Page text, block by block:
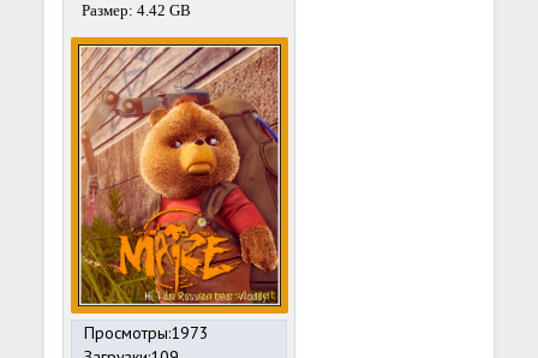
Размер: 4.42 GB
Просмотры:1973